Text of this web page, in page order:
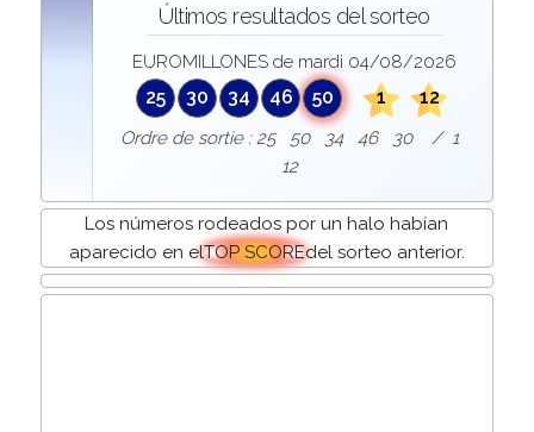
Últimos resultados del sorteo
EUROMILLONES de mardi 04/08/2026
25 30 34 46 50 1 12
Ordre de sortie : 25 50 34 46 30 / 1
12
Los números rodeados por un halo habían
aparecido en elTOP SCOREdel sorteo anterior.